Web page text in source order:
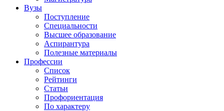
Вузы
Поступление
Специальности
Высшее образование
Аспирантура
Полезные материалы
Профессии
Список
Рейтинги
Статьи
Профориентация
По характеру